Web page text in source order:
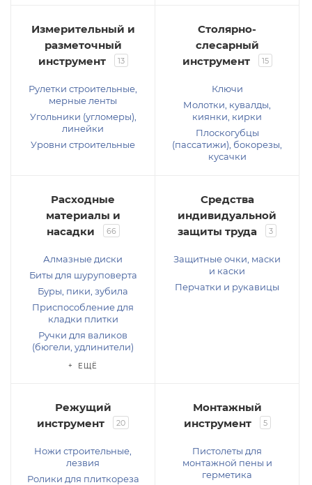
Измерительный и
разметочный
инструмент
13
Рулетки строительные,
мерные ленты
Угольники (угломеры),
линейки
Уровни строительные
Столярно-
слесарный
инструмент
15
Ключи
Молотки, кувалды,
киянки, кирки
Плоскогубцы
(пассатижи), бокорезы,
кусачки
Расходные
материалы и
насадки
66
Алмазные диски
Биты для шуруповерта
Буры, пики, зубила
Приспособление для
кладки плитки
Ручки для валиков
(бюгели, удлинители)
+ ЕЩЁ
Средства
индивидуальной
защиты труда
3
Защитные очки, маски
и каски
Перчатки и рукавицы
Режущий
инструмент
20
Ножи строительные,
лезвия
Ролики для плиткореза
Монтажный
инструмент
5
Пистолеты для
монтажной пены и
герметика